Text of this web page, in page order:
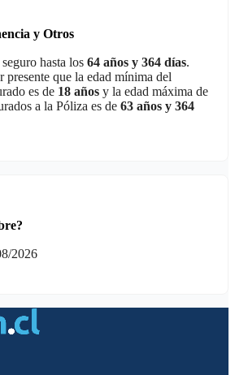
y Otros
hasta los 64 años y 364 días.
presente que la edad mínima del
es de 18 años y la edad máxima de
a la Póliza es de 63 años y 364
2026